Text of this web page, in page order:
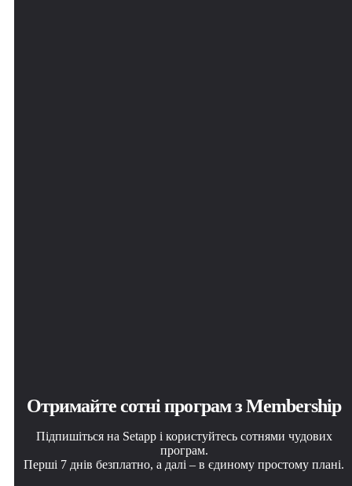
Отримайте сотні програм з Membership
Підпишіться на Setapp і користуйтесь сотнями чудових
програм.
Перші 7 днів безплатно, а далі – в єдиному простому плані.